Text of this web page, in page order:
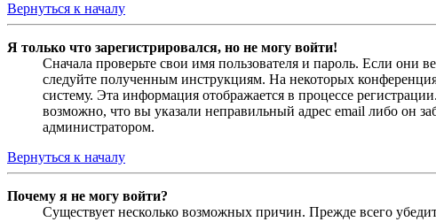
Вернуться к началу
Я только что зарегистрировался, но не могу войти!
Сначала проверьте свои имя пользователя и пароль. Если
следуйте полученным инструкциям. На некоторых
систему. Эта информация отображается в процессе
возможно, что вы указали неправильный адрес email либо он
администратором.
Вернуться к началу
Почему я не могу войти?
Существует несколько возможных причин. Прежде всего